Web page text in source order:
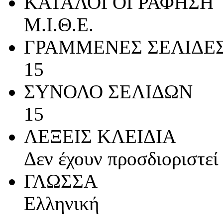
Μ.Ι.Θ.Ε.
ΓΡΑΜΜΕΝΕΣ
15
ΣΥΝΟΛΟ ΣΕΛΙΔΩΝ
15
ΛΕΞΕΙΣ ΚΛΕΙΔΙΑ
Δεν έχουν προσδιοριστεί
ΓΛΩΣΣΑ
Ελληνική